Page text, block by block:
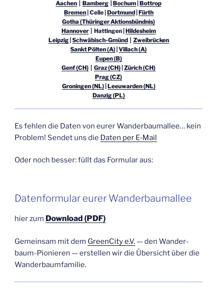
Aachen
Bam­berg Bochum Bot­trop
Bre­men| Cel­le | Dort­mund| Fürth
Gotha (Thü­rin­ger Aktionsbündnis)
Han­no­ver| Hat­tin­gen | Hil­des­heim
Leip­zig| Schwä­bisch-Gmünd| Zwei­brü­cken
Sankt Pöl­ten (A) Vil­lach (A)
Eupen (B)
Genf (CH)
Graz (CH) Zürich (CH)
Prag (CZ)
Gro­nin­gen (NL)| Lee­u­war­den (NL)
Dan­zig (PL)
Es feh­len die Daten von eurer Wan­der­baum­al­lee… kein
Pro­blem! Sen­det uns die Daten per E‑Mail
Oder noch bes­ser: füllt das For­mu­lar aus:
Daten­for­mu­lar eurer Wanderbaumallee
hier zum Down­load (PDF)
Gemein­sam mit dem Green­Ci­ty e.V. — den Wan­der­
baum-Pio­nie­ren — erstel­len wir die Über­sicht über die
Wanderbaumfamilie.